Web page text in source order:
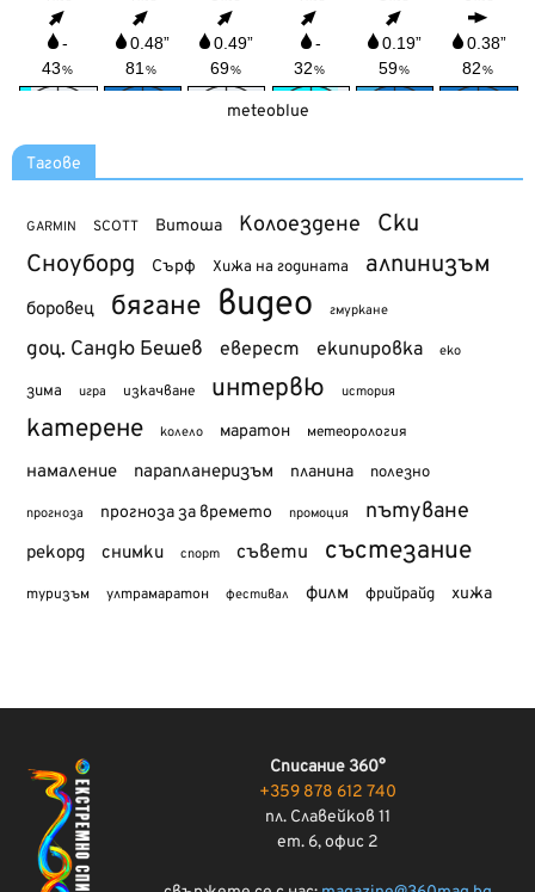
meteoblue
Тагове
GARMIN SCOTT Витоша Колоездене Ски
Сноуборд Сърф Хижа на годината алпинизъм
боровец бягане видео гмуркане
доц. Сандю Бешев еверест екипировка еко
зима игра изкачване интервю история
катерене колело маратон метеорология
намаление парапланеризъм планина полезно
прогноза прогноза за времето промоция пътуване
рекорд снимки спорт съвети състезание
туризъм ултрамаратон фестивал филм фрийрайд хижа
Списание 360°
+359 878 612 740
пл. Славейков 11
ет. 6, офис 2